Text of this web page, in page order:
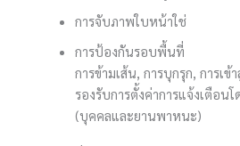
การจับภาพใบหน้าใช่
การป้องกันรอบพื้นที่
การข้ามเส้น, การบุกรุก, การเ
รองรับการตั้งค่าการแจ้งเตือน
(บุคคลและยานพาหนะ)